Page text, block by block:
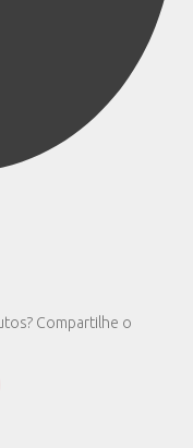
Compartilhe o